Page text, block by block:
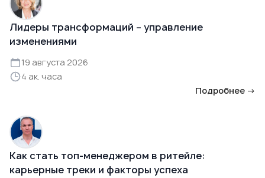
Лидеры трансформаций – управление
изменениями
19 августа 2026
4 ак. часа
Подробнее →
Как стать топ-менеджером в ритейле:
карьерные треки и факторы успеха